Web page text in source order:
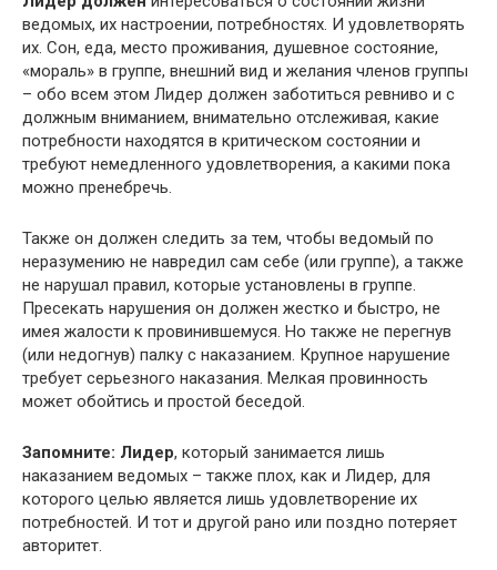
ведомых, их настроении, потребностях. И удовлетворять
их. Сон, еда, место проживания, душевное состояние,
«мораль» в группе, внешний вид и желания членов группы
– обо всем этом Лидер должен заботиться ревниво и с
должным вниманием, внимательно отслеживая, какие
потребности находятся в критическом состоянии и
требуют немедленного удовлетворения, а какими пока
можно пренебречь.
Также он должен следить за тем, чтобы ведомый по
неразумению не навредил сам себе (или группе), а также
не нарушал правил, которые установлены в группе.
Пресекать нарушения он должен жестко и быстро, не
имея жалости к провинившемуся. Но также не перегнув
(или недогнув) палку с наказанием. Крупное нарушение
требует серьезного наказания. Мелкая провинность
может обойтись и простой беседой.
Запомните: Лидер, который занимается лишь
наказанием ведомых – также плох, как и Лидер, для
которого целью является лишь удовлетворение их
потребностей. И тот и другой рано или поздно потеряет
авторитет.